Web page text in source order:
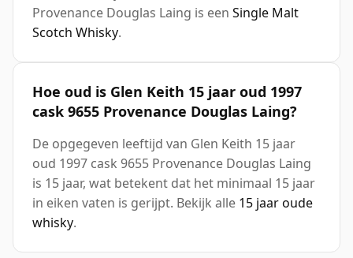
Provenance Douglas Laing is een Single Malt
Scotch Whisky.
Hoe oud is Glen Keith 15 jaar oud 1997
cask 9655 Provenance Douglas Laing?
De opgegeven leeftijd van Glen Keith 15 jaar
oud 1997 cask 9655 Provenance Douglas Laing
is 15 jaar, wat betekent dat het minimaal 15 jaar
in eiken vaten is gerijpt. Bekijk alle 15 jaar oude
whisky.